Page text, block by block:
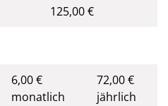
125,00 €
6,00 €
monatlich
72,00 €
jährlich